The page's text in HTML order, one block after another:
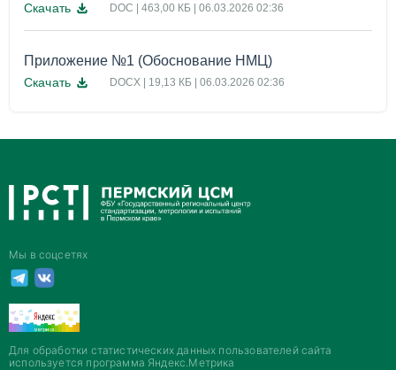
Скачать DOC | 463,00 КБ | 06.03.2026 02:36
Приложение №1 (Обоснование НМЦ)
Скачать DOCX | 19,13 КБ | 06.03.2026 02:36
Мы в соцсетях
Для обработки статистических данных пользователей сайта
используется программа Яндекс.Метрика